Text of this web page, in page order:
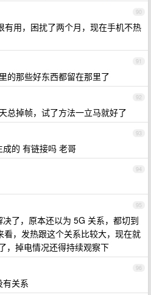
90
有用，困扰了两个月，现在手机不热
91
的那些好东西都留在那里了
92
总掉帧，试了方法一立马就好了
93
的 有链接吗 老哥
94
95
决了，原本还以为 5G 关系，都切到
，发热跟这个关系比较大，现在就
，掉电情况还得持续观察下
96
有关系